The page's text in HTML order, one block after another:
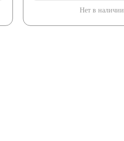
Нет в наличии